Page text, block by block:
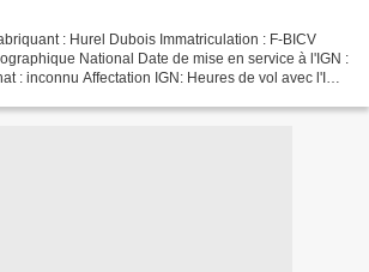
: Hurel Dubois Immatriculation : F-BICV
National Date de mise en service à l'IGN :
: inconnu Affectation IGN: Heures de vol avec l'IGN